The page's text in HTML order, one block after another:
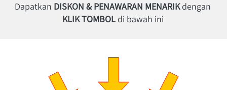
Dapatkan DISKON & PENAWARAN MENARIK
KLIK TOMBOL di bawah ini